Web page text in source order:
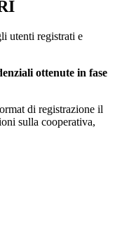
utenti registrati e
ottenute in fase
di registrazione il
sulla cooperativa,